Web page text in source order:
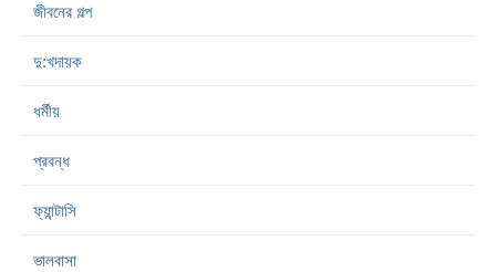
জীবনের গল্প
দু:খদায়ক
ধর্মীয়
প্রবন্ধ
ফ্যান্টাসি
ভালবাসা